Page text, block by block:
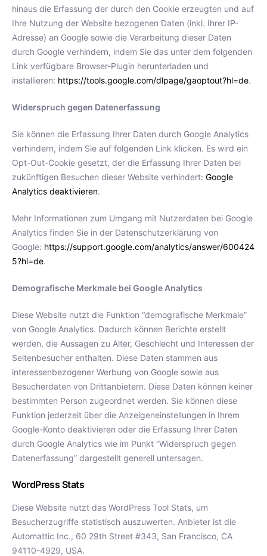
hinaus die Erfassung der durch den Cookie erzeugten und auf
Ihre Nutzung der Website bezogenen Daten (inkl. Ihrer IP-
Adresse) an Google sowie die Verarbeitung dieser Daten
durch Google verhindern, indem Sie das unter dem folgenden
Link verfügbare Browser-Plugin herunterladen und
installieren: https://tools.google.com/dlpage/gaoptout?hl=de.
Widerspruch gegen Datenerfassung
Sie können die Erfassung Ihrer Daten durch Google Analytics
verhindern, indem Sie auf folgenden Link klicken. Es wird ein
Opt-Out-Cookie gesetzt, der die Erfassung Ihrer Daten bei
zukünftigen Besuchen dieser Website verhindert: Google
Analytics deaktivieren.
Mehr Informationen zum Umgang mit Nutzerdaten bei Google
Analytics finden Sie in der Datenschutzerklärung von
Google: https://support.google.com/analytics/answer/600424
5?hl=de.
Demografische Merkmale bei Google Analytics
Diese Website nutzt die Funktion “demografische Merkmale”
von Google Analytics. Dadurch können Berichte erstellt
werden, die Aussagen zu Alter, Geschlecht und Interessen der
Seitenbesucher enthalten. Diese Daten stammen aus
interessenbezogener Werbung von Google sowie aus
Besucherdaten von Drittanbietern. Diese Daten können keiner
bestimmten Person zugeordnet werden. Sie können diese
Funktion jederzeit über die Anzeigeneinstellungen in Ihrem
Google-Konto deaktivieren oder die Erfassung Ihrer Daten
durch Google Analytics wie im Punkt “Widerspruch gegen
Datenerfassung” dargestellt generell untersagen.
WordPress Stats
Diese Website nutzt das WordPress Tool Stats, um
Besucherzugriffe statistisch auszuwerten. Anbieter ist die
Automattic Inc., 60 29th Street #343, San Francisco, CA
94110-4929, USA.